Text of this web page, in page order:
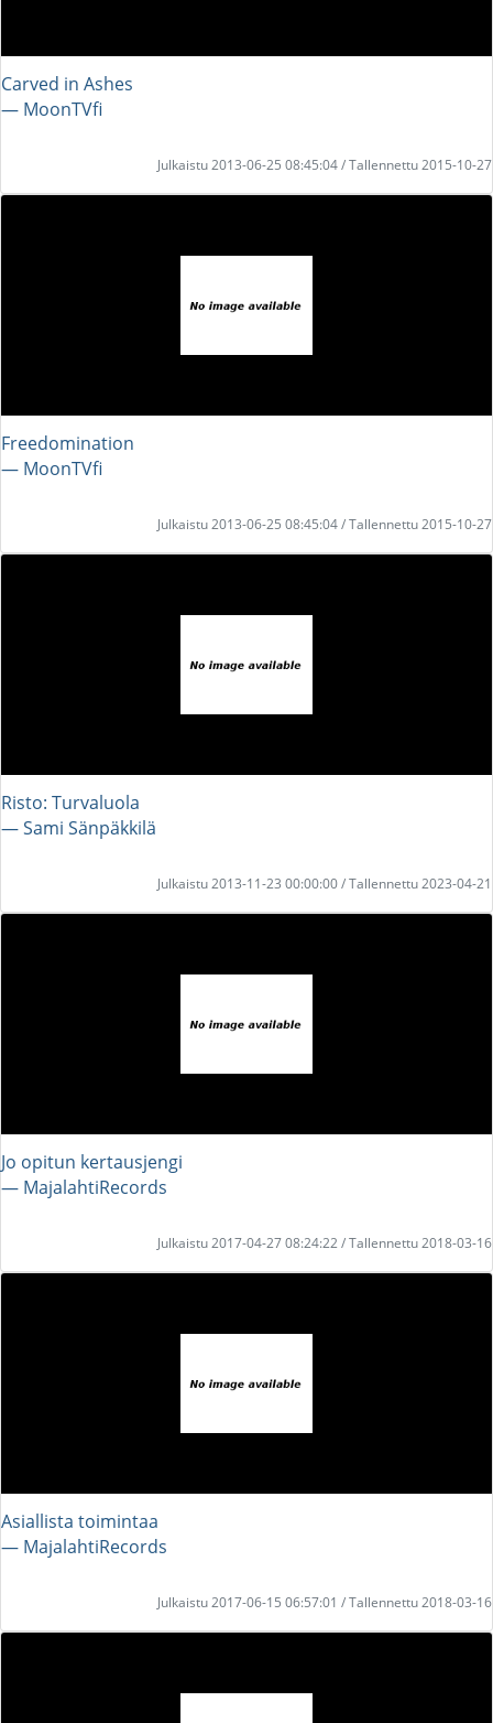
Carved in Ashes
― MoonTVfi
Julkaistu 2013-06-25 08:45:04 / Tallennettu 2015-10-27
Freedomination
― MoonTVfi
Julkaistu 2013-06-25 08:45:04 / Tallennettu 2015-10-27
Risto: Turvaluola
― Sami Sänpäkkilä
Julkaistu 2013-11-23 00:00:00 / Tallennettu 2023-04-21
Jo opitun kertausjengi
― MajalahtiRecords
Julkaistu 2017-04-27 08:24:22 / Tallennettu 2018-03-16
Asiallista toimintaa
― MajalahtiRecords
Julkaistu 2017-06-15 06:57:01 / Tallennettu 2018-03-16